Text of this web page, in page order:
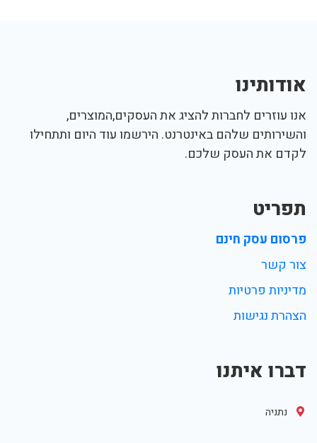
אודותינו
אנו עוזרים לחברות להציג את העסקים,המוצרים,
והשירותים שלהם באינטרנט. הירשמו עוד היום ותתחילו
לקדם את העסק שלכם.
תפריט
פרסום עסק חינם
צור קשר
מדיניות פרטיות
הצהרת נגישות
דברו איתנו
נתניה